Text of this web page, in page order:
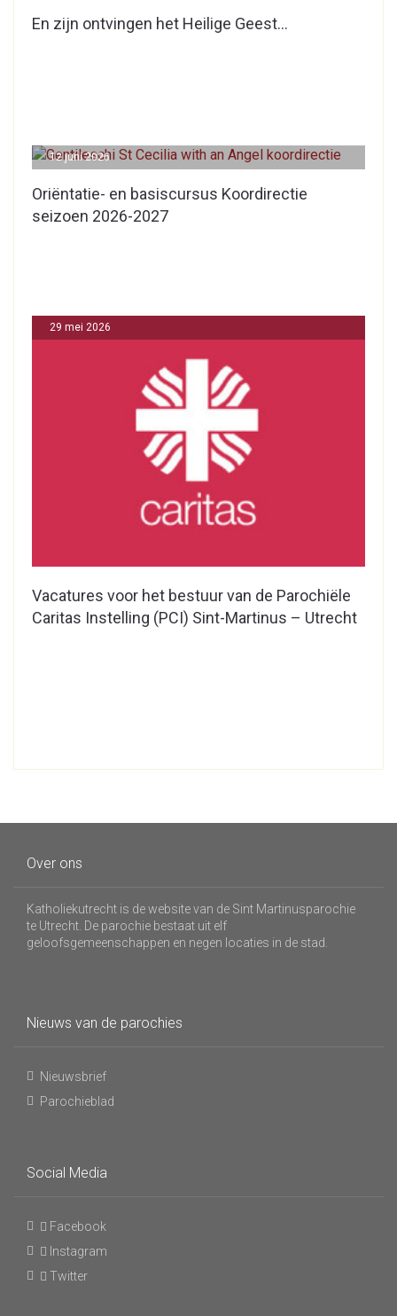
En zijn ontvingen het Heilige Geest…
Oriëntatie- en basiscursus Koordirectie
seizoen 2026-2027
12 juni 2026
Vacatures voor het bestuur van de Parochiële
Caritas Instelling (PCI) Sint-Martinus – Utrecht
29 mei 2026
Over ons
Katholiekutrecht is de website van de Sint Martinusparochie
te Utrecht. De parochie bestaat uit elf
geloofsgemeenschappen en negen locaties in de stad.
Nieuws van de parochies
Nieuwsbrief
Parochieblad
Social Media
Facebook
Instagram
Twitter